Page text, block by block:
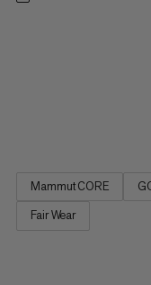
Mammut CORE
Fair Wear